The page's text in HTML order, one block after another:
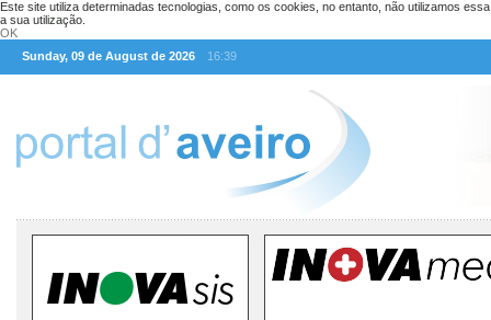
Este site utiliza determinadas tecnologias, como os cookies, no entanto, não utilizamos
a sua utilização.
OK
Sunday, 09 de August de 2026
16:39